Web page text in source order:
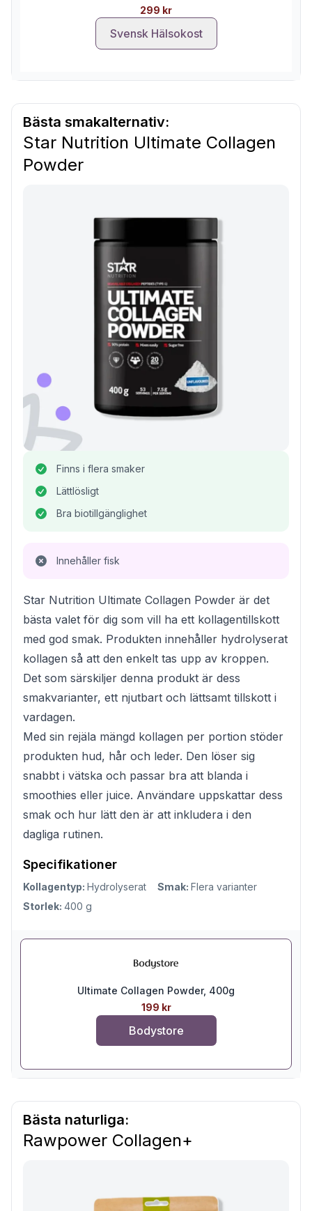
299 kr
Svensk Hälsokost
Bästa smakalternativ:
Star Nutrition Ultimate Collagen
Powder
Finns i flera smaker
Lättlösligt
Bra biotillgänglighet
Innehåller fisk
Star Nutrition Ultimate Collagen Powder är det
bästa valet för dig som vill ha ett kollagentillskott
med god smak. Produkten innehåller hydrolyserat
kollagen så att den enkelt tas upp av kroppen.
Det som särskiljer denna produkt är dess
smakvarianter, ett njutbart och lättsamt tillskott i
vardagen.
Med sin rejäla mängd kollagen per portion stöder
produkten hud, hår och leder. Den löser sig
snabbt i vätska och passar bra att blanda i
smoothies eller juice. Användare uppskattar dess
smak och hur lätt den är att inkludera i den
dagliga rutinen.
Specifikationer
Kollagentyp: Hydrolyserat Smak: Flera varianter
Storlek: 400 g
Ultimate Collagen Powder, 400g
199 kr
Bodystore
Bästa naturliga:
Rawpower Collagen+